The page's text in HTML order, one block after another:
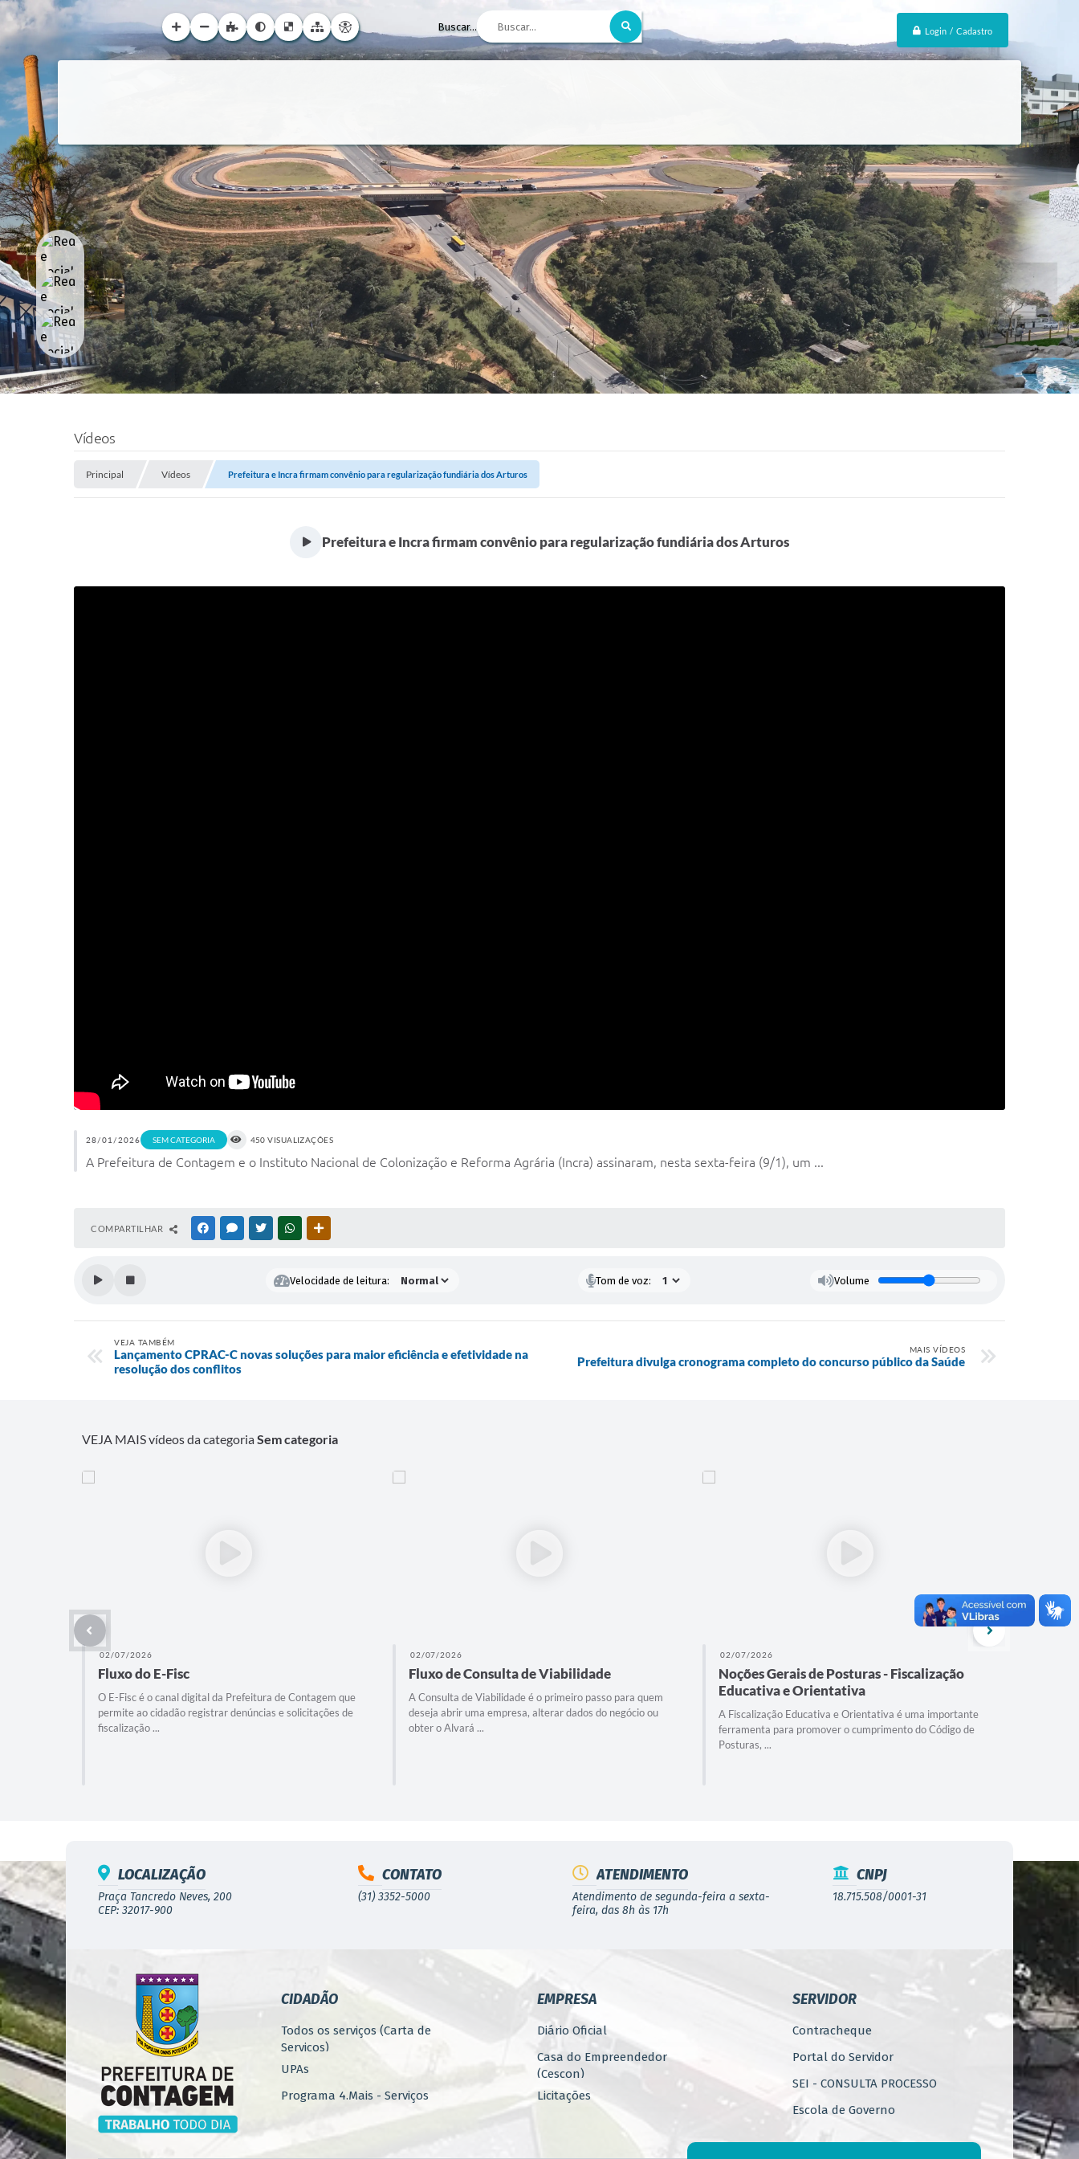
Login / Cadastro
Buscar...
Vídeos
Principal Vídeos Prefeitura e Incra firmam convênio para regularização fundiária dos Arturos
Prefeitura e Incra firmam convênio para regularização fundiária dos Arturos
28/01/2026 SEM CATEGORIA 450 VISUALIZAÇÕES
A Prefeitura de Contagem e o Instituto Nacional de Colonização e Reforma Agrária (Incra) assinaram, nesta sexta-feira (9/1), um ...
COMPARTILHAR FACEBOOKMESSENGER
TWITTERWHATSAPP
Velocidade de leitura: Tom de voz: Volume
VEJA TAMBÉM
Lançamento CPRAC-C novas soluções para maior eficiência e efetividade na
resolução dos conflitos
MAIS VÍDEOS
Prefeitura divulga cronograma completo do concurso público da Saúde
VEJA MAIS vídeos da categoriaSem categoria
02/07/2026
Fluxo do E-Fisc
O E-Fisc é o canal digital da Prefeitura de Contagem que
permite ao cidadão registrar denúncias e solicitações de
fiscalização ...
02/07/2026
Fluxo de Consulta de Viabilidade
A Consulta de Viabilidade é o primeiro passo para quem
deseja abrir uma empresa, alterar dados do negócio ou
obter o Alvará ...
02/07/2026
Noções Gerais de Posturas - Fiscalização
Educativa e Orientativa
A Fiscalização Educativa e Orientativa é uma importante
ferramenta para promover o cumprimento do Código de
Posturas, ...
LOCALIZAÇÃO
Praça Tancredo Neves, 200
CEP: 32017-900
CONTATO
(31) 3352-5000
ATENDIMENTO
Atendimento de segunda-feira a sexta-
feira, das 8h às 17h
CNPJ
18.715.508/0001-31
CIDADÃO
Todos os serviços (Carta de
Serviços)
UPAs
Programa 4.Mais - Serviços
Iluminação Pública
EMPRESA
Diário Oficial
Casa do Empreendedor
(Cescon)
Licitações
SERVIDOR
Contracheque
Portal do Servidor
SEI - CONSULTA PROCESSO
Escola de Governo